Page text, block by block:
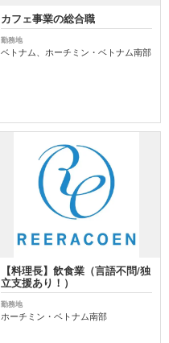
カフェ事業の総合職
勤務地
ベトナム、ホーチミン・ベトナム南部
【料理長】飲食業（言語不問/独
立支援あり！）
勤務地
ホーチミン・ベトナム南部